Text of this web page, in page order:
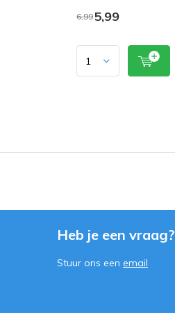
6,995,99
Heb je een vraag?
Stuur ons een email